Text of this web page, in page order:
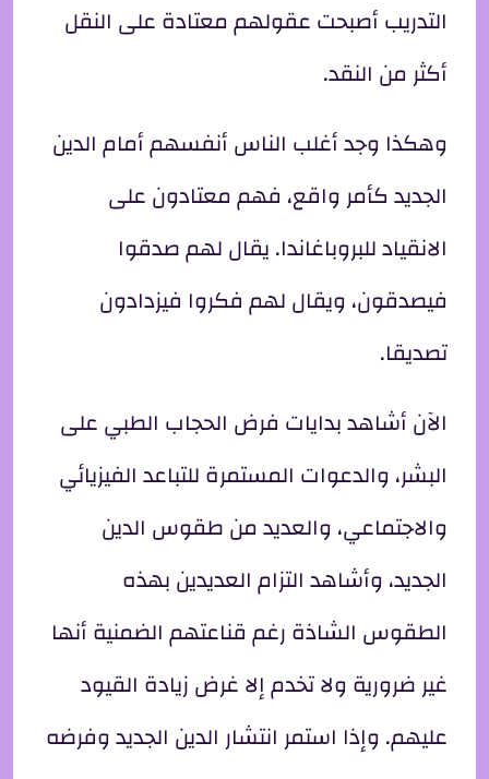
التدريب أصبحت عقولهم معتادة على النقل
أكثر من النقد.
وهكذا وجد أغلب الناس أنفسهم أمام الدين
الجديد كأمر واقع، فهم معتادون على
الانقياد للبروباغاندا. يقال لهم صدقوا
فيصدقون، ويقال لهم فكروا فيزدادون
تصديقا.
الآن أشاهد بدايات فرض الحجاب الطبي على
البشر، والدعوات المستمرة للتباعد الفيزيائي
والاجتماعي، والعديد من طقوس الدين
الجديد، وأشاهد التزام العديدين بهذه
الطقوس الشاذة رغم قناعتهم الضمنية أنها
غير ضرورية ولا تخدم إلا غرض زيادة القيود
عليهم. وإذا استمر انتشار الدين الجديد وفرضه